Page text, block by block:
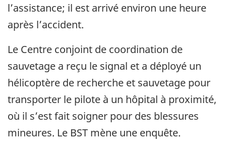
l’assistance; il est arrivé environ une heure
après l’accident.
Le Centre conjoint de coordination de
sauvetage a reçu le signal et a déployé un
hélicoptère de recherche et sauvetage pour
transporter le pilote à un hôpital à proximité,
où il s’est fait soigner pour des blessures
mineures. Le BST mène une enquête.